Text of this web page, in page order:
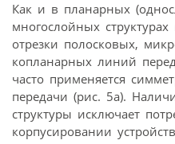
Как и в планарных
многослойных структурах
отрезки полосковых,
копланарных линий
часто применяется
передачи (рис. 5а).
структуры исключает
корпусировании